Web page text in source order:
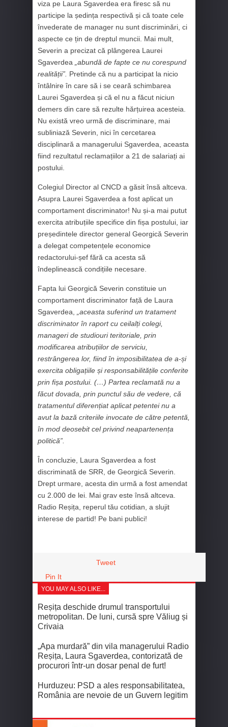
viza pe Laura Sgaverdea era firesc să nu
participe la ședința respectivă și că toate cele
învederate de manager nu sunt discriminări, ci
aspecte ce țin de dreptul muncii. Mai mult,
Severin a precizat că plângerea Laurei
Sgaverdea
„abundă de fapte ce nu corespund
realității”. Pretinde că nu a participat la nicio
întâlnire în care să i se ceară schimbarea
Laurei Sgaverdea și că el nu a făcut niciun
demers din care să rezulte hărțuirea acesteia.
Nu există vreo urmă de discriminare, mai
subliniază Severin, nici în cercetarea
disciplinară a managerului Sgaverdea, aceasta
fiind rezultatul reclamațiilor a 21 de salariați ai
postului.
Colegiul Director al CNCD a găsit însă altceva.
Asupra Laurei Sgaverdea a fost aplicat un
comportament discriminator! Nu și-a mai putut
exercita atribuțiile specifice din fișa postului, iar
președintele director general Georgică Severin
a delegat competențele economice
redactorului-șef fără ca acesta să
îndeplinească condițiile necesare.
Fapta lui Georgică Severin constituie un
comportament discriminator față de Laura
Sgaverdea,
„aceasta suferind un tratament
discriminator în raport cu ceilalți colegi,
manageri de studiouri teritoriale, prin
modificarea atribuțiilor de serviciu,
restrângerea lor, fiind în imposibilitatea de a-și
exercita obligațiile și responsabilitățile conferite
prin fișa postului. (…) Partea reclamată nu a
făcut dovada, prin punctul său de vedere, că
tratamentul diferențiat aplicat petentei nu a
avut la bază criteriile invocate de către petentă,
în mod deosebit cel privind neapartenența
politică”.
În concluzie, Laura Sgaverdea a fost
discriminată de SRR, de Georgică Severin.
Drept urmare, acesta din urmă a fost amendat
cu 2.000 de lei. Mai grav este însă altceva.
Radio Reșița, reperul tău cotidian, a slujit
interese de partid! Pe bani publici!
Tweet
Pin It
YOU MAY ALSO LIKE...
Reșița deschide drumul transportului
metropolitan. De luni, cursă spre Văliug și
Crivaia
„Apa murdară” din vila managerului Radio
Reșița, Laura Sgaverdea, contorizată de
procurori într-un dosar penal de furt!
Hurduzeu: PSD a ales responsabilitatea,
România are nevoie de un Guvern legitim